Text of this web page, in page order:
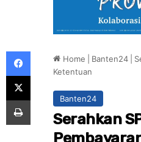
Home Banten24
Ketentuan
Banten24
Serahkan